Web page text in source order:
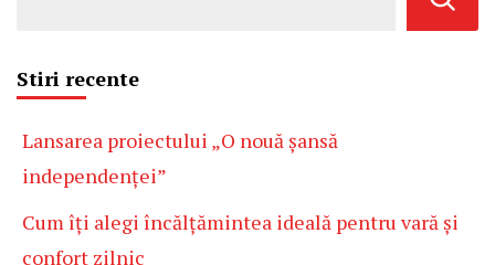
Stiri recente
Lansarea proiectului „O nouă șansă
independenței”
Cum îți alegi încălțămintea ideală pentru vară și
confort zilnic